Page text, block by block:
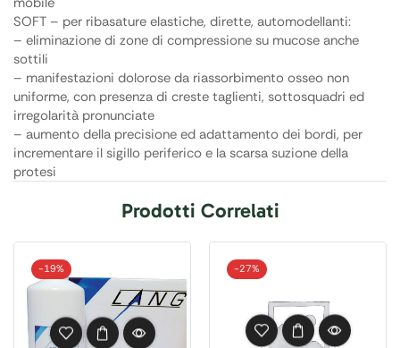
SOFT – per ribasature elastiche, dirette, automodellanti:
– eliminazione di zone di compressione su mucose anche
sottili
– manifestazioni dolorose da riassorbimento osseo non
uniforme, con presenza di creste taglienti, sottosquadri ed
irregolarità pronunciate
– aumento della precisione ed adattamento dei bordi, per
incrementare il sigillo periferico e la scarsa suzione della
protesi
Prodotti Correlati
-19% -27%